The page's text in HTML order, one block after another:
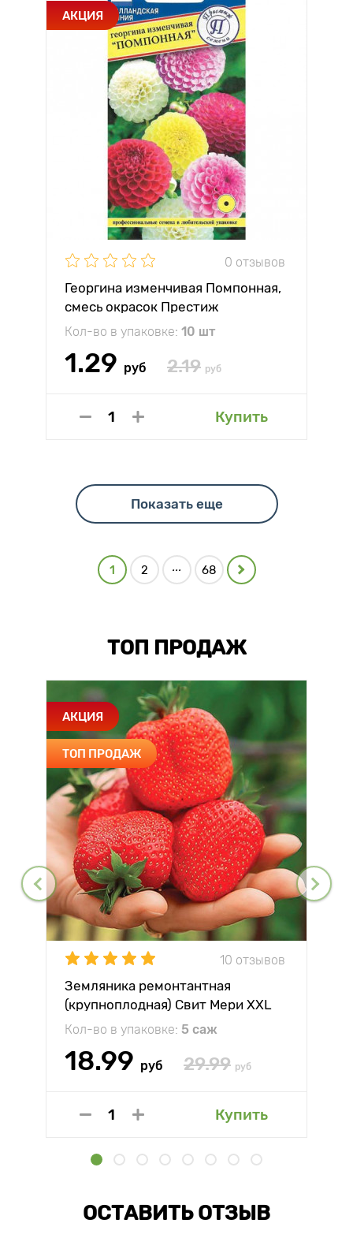
АКЦИЯ
0 отзывов
Георгина изменчивая Помпонная,
смесь окрасок Престиж
Кол-во в упаковке: 10 шт
1.29 руб 2.19 руб
Купить
Показать еще
1 2 ... 68
ТОП ПРОДАЖ
АКЦИЯ
ТОП ПРОДАЖ
10 отзывов
Земляника ремонтантная
(крупноплодная) Свит Мери XXL
Кол-во в упаковке: 5 саж
18.99 руб 29.99 руб
Купить
ОСТАВИТЬ ОТЗЫВ